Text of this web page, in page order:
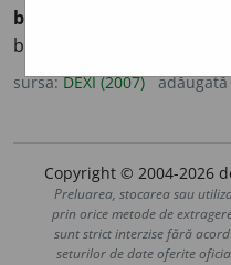
bulbuc
bulbuca. ◊ prez.ind. pers. 3
sursa:DEXI (2007)
Copyright © 2004-2026
Preluarea, stocarea sau
prin orice metode de
sunt strict interzise fără
seturilor de date oferite